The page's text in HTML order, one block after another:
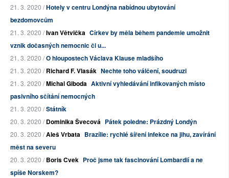
21. 3. 2020 /Hotely v centru Londýna nabídnou ubytování
bezdomovcům
21. 3. 2020 /Ivan Větvička Církev by měla během pandemie umožnit
vznik dočasných nemocnic či u...
21. 3. 2020 /O hloupostech Václava Klause mladšího
21. 3. 2020 /Richard F. Vlasák Nechte toho válčení, soudruzi
21. 3. 2020 /Michal Giboda Aktivní vyhledávání infikovaných místo
pasivního sčítání nemocných
21. 3. 2020 /Státník
20. 3. 2020 /Dominika Švecová Pátek poledne: Prázdný Londýn
20. 3. 2020 /Aleš Vrbata Brazílie: rychlé šíření infekce na jihu, zavírání
měst na severu
20. 3. 2020 /Boris Cvek Proč jsme tak fascinování Lombardií a ne
spíše Norskem?